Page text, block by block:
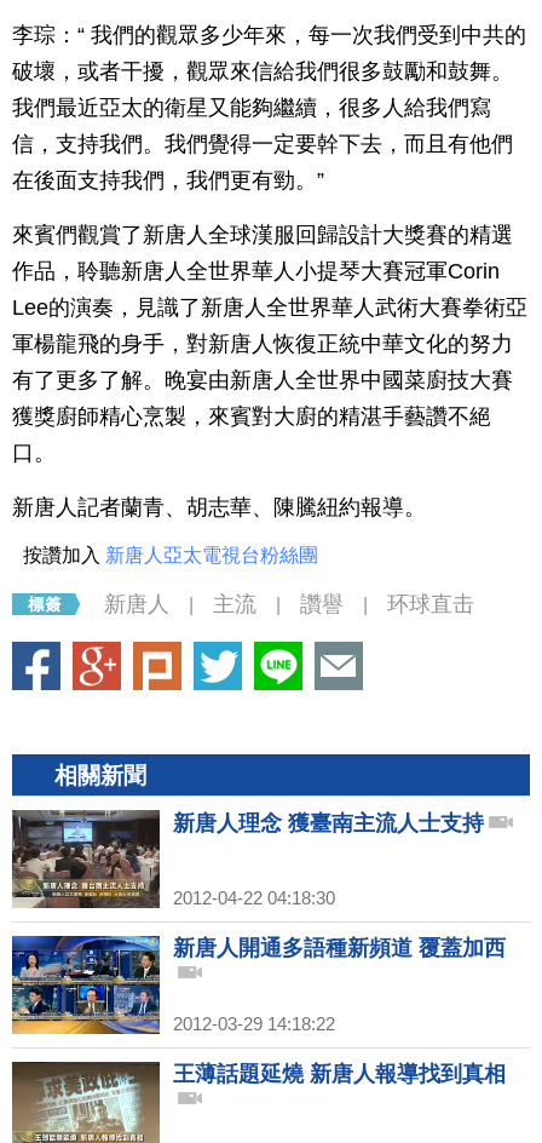
李琮：“ 我們的觀眾多少年來，每一次我們受到中共的
破壞，或者干擾，觀眾來信給我們很多鼓勵和鼓舞。
我們最近亞太的衛星又能夠繼續，很多人給我們寫
信，支持我們。我們覺得一定要幹下去，而且有他們
在後面支持我們，我們更有勁。”
來賓們觀賞了新唐人全球漢服回歸設計大獎賽的精選
作品，聆聽新唐人全世界華人小提琴大賽冠軍Corin
Lee的演奏，見識了新唐人全世界華人武術大賽拳術亞
軍楊龍飛的身手，對新唐人恢復正統中華文化的努力
有了更多了解。晚宴由新唐人全世界中國菜廚技大賽
獲獎廚師精心烹製，來賓對大廚的精湛手藝讚不絕
口。
新唐人記者蘭青、胡志華、陳騰紐約報導。
按讚加入 新唐人亞太電視台粉絲團
新唐人 主流 讚譽 环球直击
相關新聞
新唐人理念 獲臺南主流人士支持
2012-04-22 04:18:30
新唐人開通多語種新頻道 覆蓋加西
2012-03-29 14:18:22
王薄話題延燒 新唐人報導找到真相